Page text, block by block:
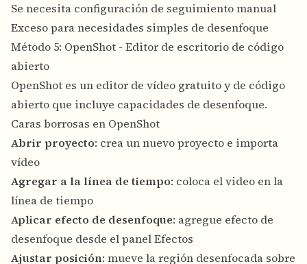
Se necesita configuración de seguimiento manual
Exceso para necesidades simples de desenfoque
Método 5: OpenShot - Editor de escritorio de código
abierto
OpenShot es un editor de vídeo gratuito y de código
abierto que incluye capacidades de desenfoque.
Caras borrosas en OpenShot
Abrir proyecto: crea un nuevo proyecto e importa
vídeo
Agregar a la línea de tiempo: coloca el video en la
línea de tiempo
Aplicar efecto de desenfoque: agregue efecto de
desenfoque desde el panel Efectos
Ajustar posición: mueve la región desenfocada sobre